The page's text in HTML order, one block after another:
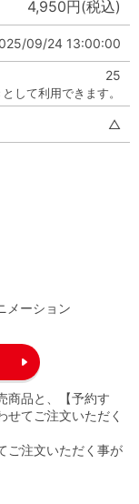
4,950円(税込)
09/24 13:00:00
25
して利用できます。
△
メーション
商品と、【予約す
せてご注文いただく
ご注文いただく事が